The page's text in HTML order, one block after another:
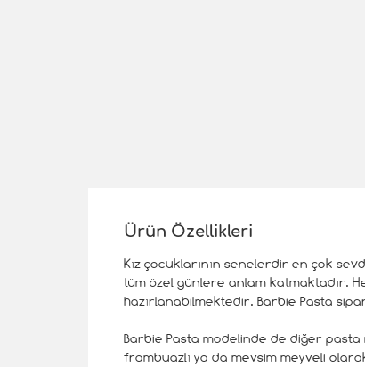
Ürün Özellikleri
Kız çocuklarının senelerdir en çok
tüm özel günlere anlam katmaktadır.
hazırlanabilmektedir. Barbie Pasta
Barbie Pasta modelinde de diğer
frambuazlı ya da mevsim meyveli